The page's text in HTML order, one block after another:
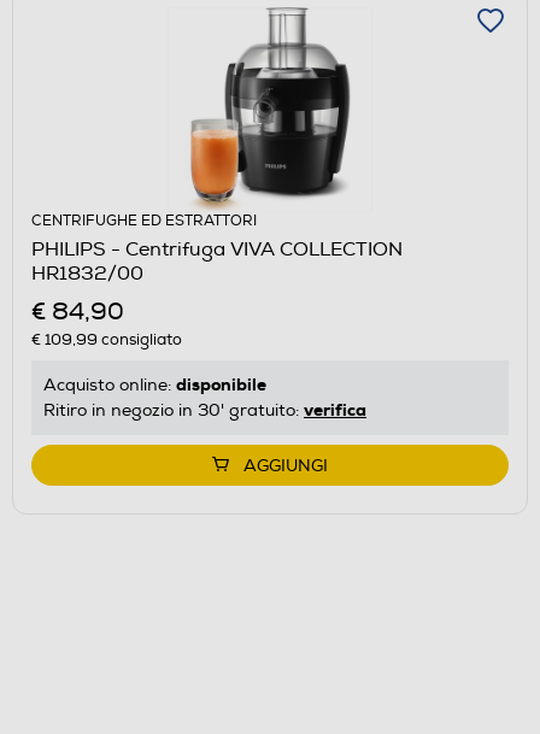
CENTRIFUGHE ED ESTRATTORI
PHILIPS - Centrifuga VIVA COLLECTION
HR1832/00
€ 84,90
€ 109,99 consigliato
Acquisto online: disponibile
Ritiro in negozio in 30' gratuito: verifica
AGGIUNGI